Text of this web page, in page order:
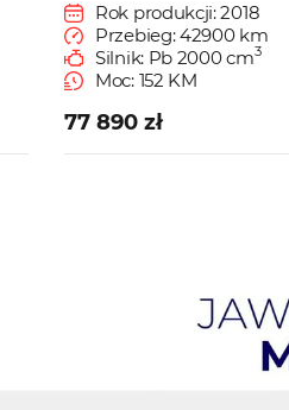
Rok produkcji: 2018
Przebieg: 42900 km
Silnik: Pb 2000 cm3
Moc: 152 KM
77 890 zł